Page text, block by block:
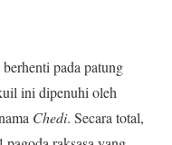
pada patung
ini dipenuhi oleh
Chedi. Secara total,